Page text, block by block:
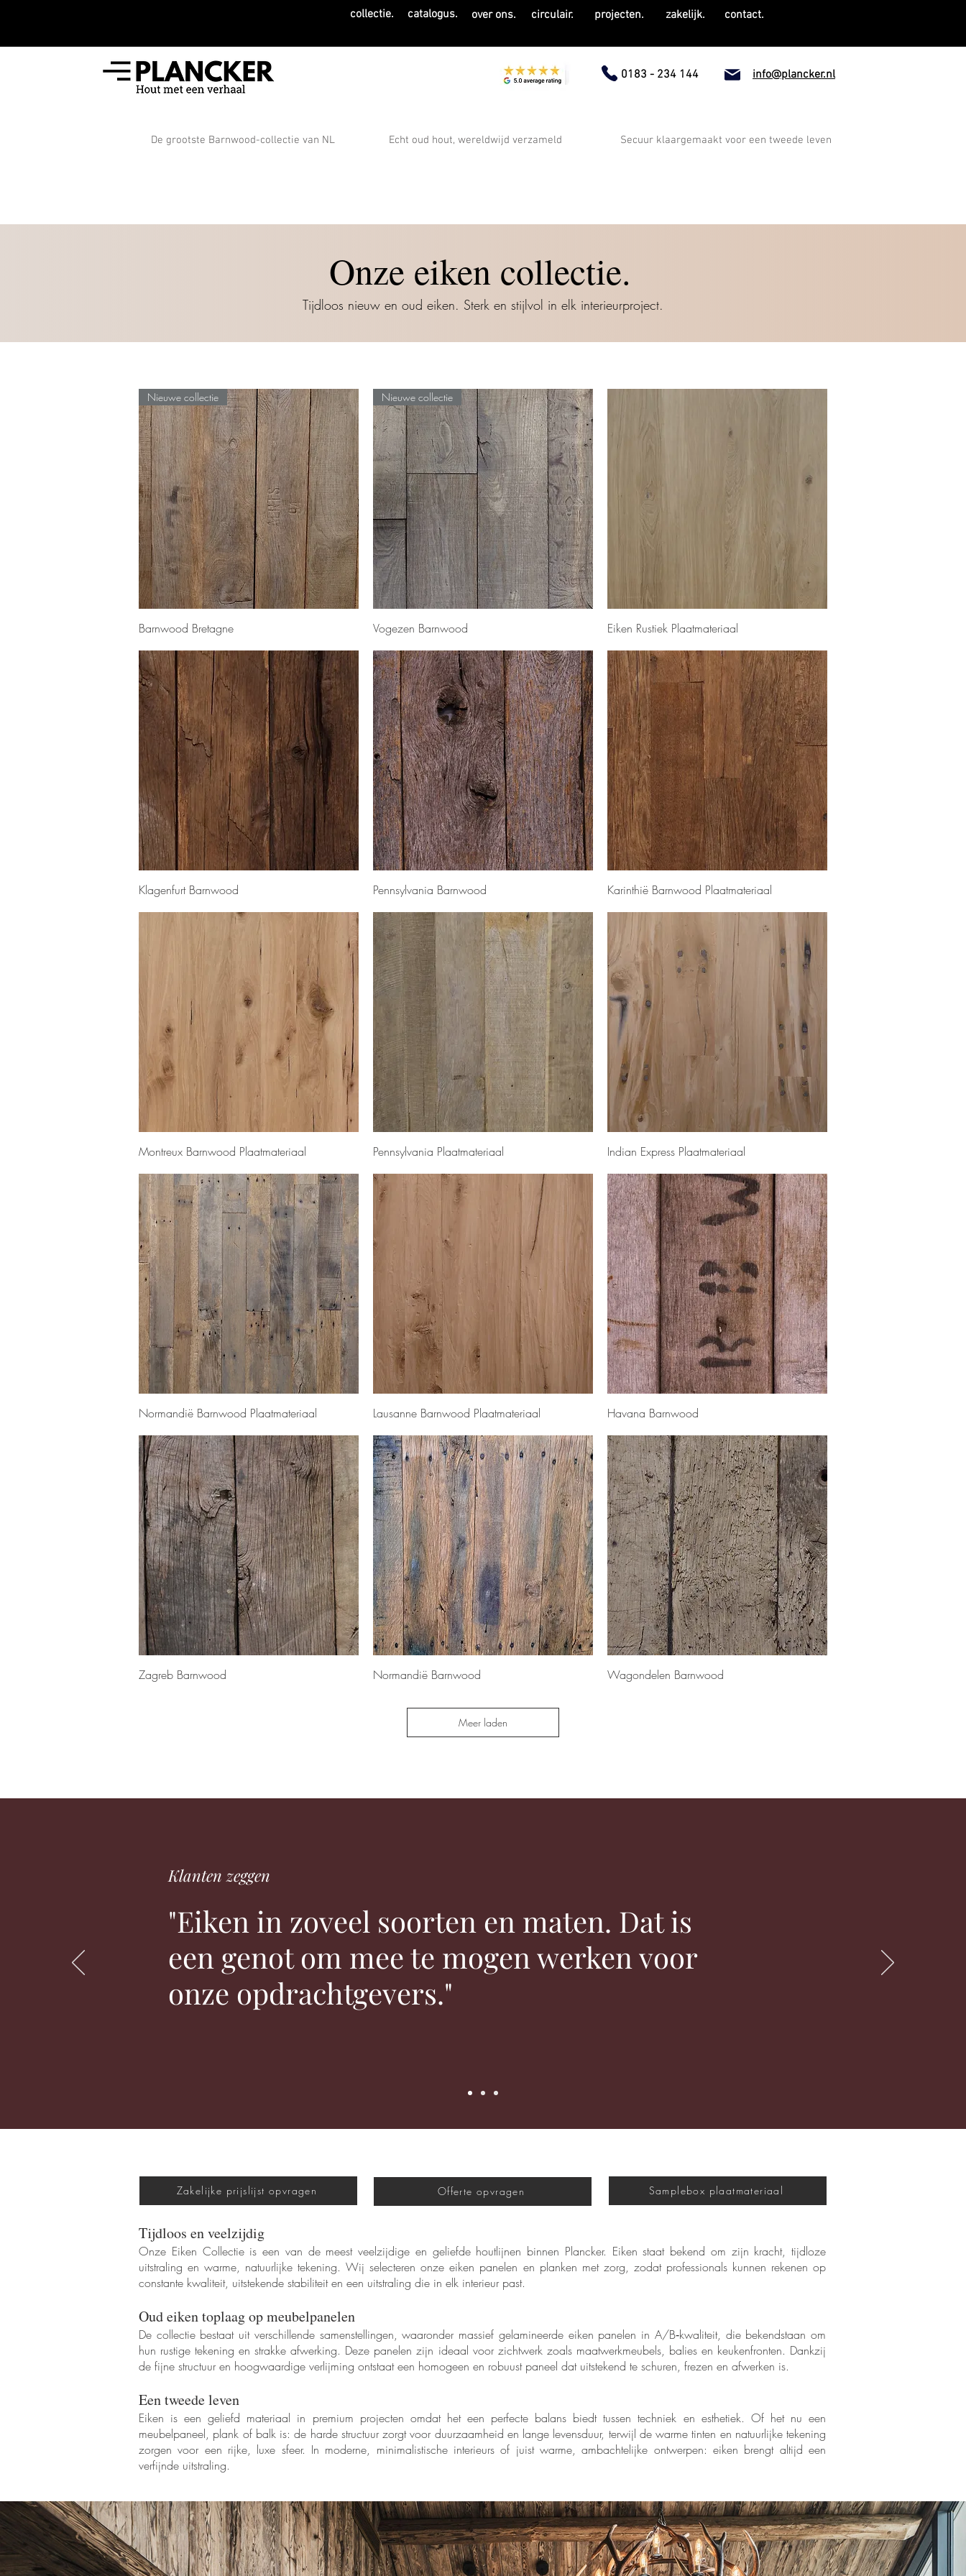
collectie. catalogus. over ons. circulair. projecten. zakelijk. contact.
0183 - 234 144 info@plancker.nl
De grootste Barnwood-collectie van NL Echt oud hout, wereldwijd verzameld Secuur klaargemaakt voor een tweede leven
Onze eiken collectie.
Tijdloos nieuw en oud eiken. Sterk en stijlvol in elk interieurproject.
Snel overzicht
Nieuwe collectie
Barnwood Bretagne Snel overzicht
Nieuwe collectie
Vogezen Barnwood Snel overzicht
Eiken Rustiek Plaatmateriaal
Snel overzicht
Klagenfurt Barnwood Snel overzicht
Pennsylvania Barnwood Snel overzicht
Karinthië Barnwood Plaatmateriaal
Snel overzicht
Montreux Barnwood Plaatmateriaal Snel overzicht
Pennsylvania Plaatmateriaal Snel overzicht
Indian Express Plaatmateriaal
Snel overzicht
Normandië Barnwood Plaatmateriaal Snel overzicht
Lausanne Barnwood Plaatmateriaal Snel overzicht
Havana Barnwood
Snel overzicht
Zagreb Barnwood Snel overzicht
Normandië Barnwood Snel overzicht
Wagondelen Barnwood
Meer laden
Klanten zeggen
"Eiken in zoveel soorten en maten. Dat is
een genot om mee te mogen werken voor
onze opdrachtgevers."
Zakelijke prijslijst opvragen Offerte opvragen Samplebox plaatmateriaal
Tijdloos en veelzijdig
Onze Eiken Collectie is een van de meest veelzijdige en geliefde houtlijnen binnen Plancker. Eiken staat bekend om zijn kracht, tijdloze
uitstraling en warme, natuurlijke tekening. Wij selecteren onze eiken panelen en planken met zorg, zodat professionals kunnen rekenen op
constante kwaliteit, uitstekende stabiliteit en een uitstraling die in elk interieur past.
Oud eiken toplaag op meubelpanelen
De collectie bestaat uit verschillende samenstellingen, waaronder massief gelamineerde eiken panelen in A/B‑kwaliteit, die bekendstaan om
hun rustige tekening en strakke afwerking. Deze panelen zijn ideaal voor zichtwerk zoals maatwerkmeubels, balies en keukenfronten. Dankzij
de fijne structuur en hoogwaardige verlijming ontstaat een homogeen en robuust paneel dat uitstekend te schuren, frezen en afwerken is.
Een tweede leven
Eiken is een geliefd materiaal in premium projecten omdat het een perfecte balans biedt tussen techniek en esthetiek. Of het nu een
meubelpaneel, plank of balk is: de harde structuur zorgt voor duurzaamheid en lange levensduur, terwijl de warme tinten en natuurlijke tekening
zorgen voor een rijke, luxe sfeer. In moderne, minimalistische interieurs of juist warme, ambachtelijke ontwerpen: eiken brengt altijd een
verfijnde uitstraling.